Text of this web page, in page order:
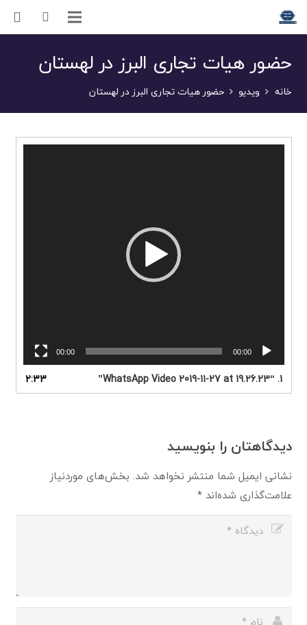
حضور هیات تجاری البرز در لهستان
خانه ویدیو حضور هیات تجاری البرز در لهستان
00:00
00:00
1.
“WhatsApp Video 2019-11-27 at 19.26.23”
2:33
دیدگاهتان را بنویسید
نشانی ایمیل شما منتشر نخواهد شد. بخش‌های موردنیاز
علامت‌گذاری شده‌اند*